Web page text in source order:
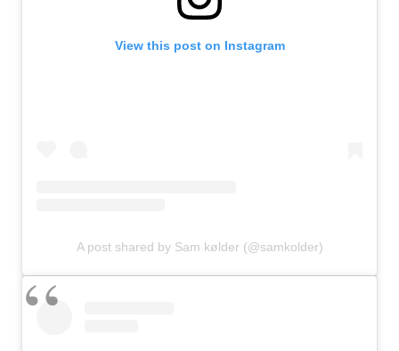
View this post on Instagram
A post shared by Sam kølder (@samkolder)